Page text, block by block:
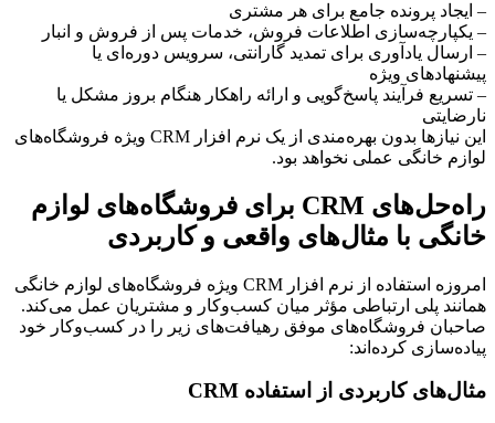
– ایجاد پرونده جامع برای هر مشتری
– یکپارچه‌سازی اطلاعات فروش، خدمات پس از فروش و انبار
– ارسال یادآوری برای تمدید گارانتی، سرویس دوره‌ای یا
پیشنهادهای ویژه
– تسریع فرآیند پاسخ‌گویی و ارائه راهکار هنگام بروز مشکل یا
نارضایتی
این نیازها بدون بهره‌مندی از یک نرم افزار CRM ویژه فروشگاه‌های
لوازم خانگی عملی نخواهد بود.
راه‌حل‌های CRM برای فروشگاه‌های لوازم
خانگی با مثال‌های واقعی و کاربردی
امروزه استفاده از نرم افزار CRM ویژه فروشگاه‌های لوازم خانگی
همانند پلی ارتباطی مؤثر میان کسب‌وکار و مشتریان عمل می‌کند.
صاحبان فروشگاه‌های موفق رهیافت‌های زیر را در کسب‌وکار خود
پیاده‌سازی کرده‌اند:
مثال‌های کاربردی از استفاده CRM